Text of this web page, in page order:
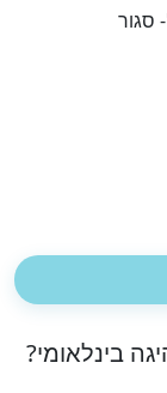
בינלאומי?